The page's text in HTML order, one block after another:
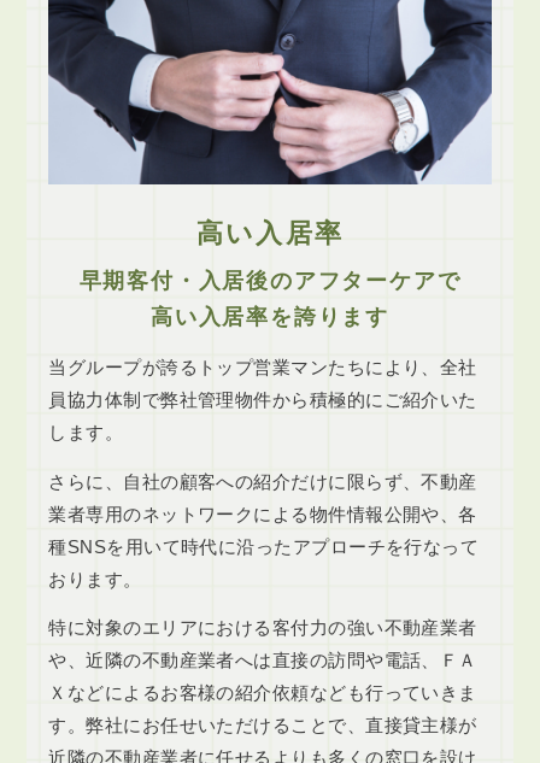
高い入居率
早期客付・入居後のアフターケアで
高い入居率を誇ります
当グループが誇るトップ営業マンたちにより、全社
員協力体制で弊社管理物件から積極的にご紹介いた
します。
さらに、自社の顧客への紹介だけに限らず、不動産
業者専用のネットワークによる物件情報公開や、各
種SNSを用いて時代に沿ったアプローチを行なって
おります。
特に対象のエリアにおける客付力の強い不動産業者
や、近隣の不動産業者へは直接の訪問や電話、ＦＡ
Ｘなどによるお客様の紹介依頼なども行っていきま
す。弊社にお任せいただけることで、直接貸主様が
近隣の不動産業者に任せるよりも多くの窓口を設け